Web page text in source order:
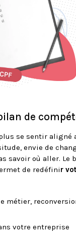
de
se sentir aligné
envie de
savoir où aller. Le
de redéfinir
métier,
votre entreprise